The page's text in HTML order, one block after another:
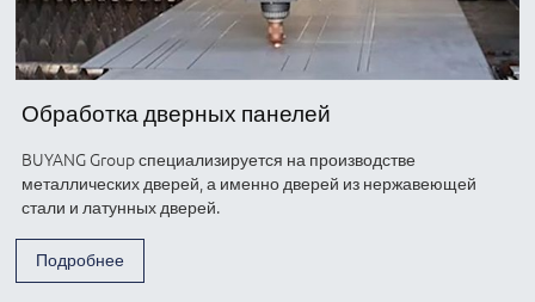
Обработка дверных панелей
BUYANG Group специализируется на производстве
металлических дверей, а именно дверей из нержавеющей
стали и латунных дверей.
Подробнее